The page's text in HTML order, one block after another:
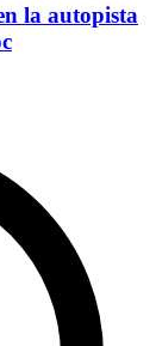
la autopista